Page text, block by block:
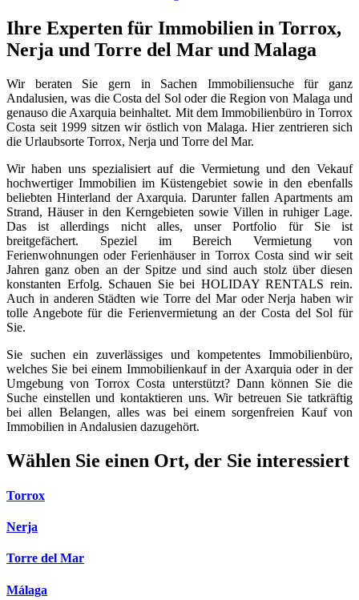
Ihre Experten für Immobilien in Torrox,
Nerja und Torre del Mar und Malaga
Wir beraten Sie gern in Sachen Immobiliensuche für ganz
Andalusien, was die Costa del Sol oder die Region von Malaga und
genauso die Axarquia beinhaltet. Mit dem Immobilienbüro in Torrox
Costa seit 1999 sitzen wir östlich von Malaga. Hier zentrieren sich
die Urlaubsorte Torrox, Nerja und Torre del Mar.
Wir haben uns spezialisiert auf die Vermietung und den Vekauf
hochwertiger Immobilien im Küstengebiet sowie in den ebenfalls
beliebten Hinterland der Axarquia. Darunter fallen Apartments am
Strand, Häuser in den Kerngebieten sowie Villen in ruhiger Lage.
Das ist allerdings nicht alles, unser Portfolio für Sie ist
breitgefächert. Speziel im Bereich Vermietung von
Ferienwohnungen oder Ferienhäuser in Torrox Costa sind wir seit
Jahren ganz oben an der Spitze und sind auch stolz über diesen
konstanten Erfolg. Schauen Sie bei HOLIDAY RENTALS rein.
Auch in anderen Städten wie Torre del Mar oder Nerja haben wir
tolle Angebote für die Ferienvermietung an der Costa del Sol für
Sie.
Sie suchen ein zuverlässiges und kompetentes Immobilienbüro,
welches Sie bei einem Immobilienkauf in der Axarquia oder in der
Umgebung von Torrox Costa unterstützt? Dann können Sie die
Suche einstellen und kontaktieren uns. Wir betreuen Sie tatkräftig
bei allen Belangen, alles was bei einem sorgenfreien Kauf von
Immobilien in Andalusien dazugehört.
Wählen Sie einen Ort, der Sie interessiert
Torrox
Nerja
Torre del Mar
Málaga